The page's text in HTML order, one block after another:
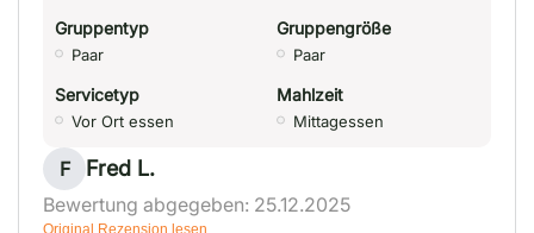
Gruppentyp
Paar
Gruppengröße
Paar
Servicetyp
Vor Ort essen
Mahlzeit
Mittagessen
F Fred L.
Bewertung abgegeben: 25.12.2025